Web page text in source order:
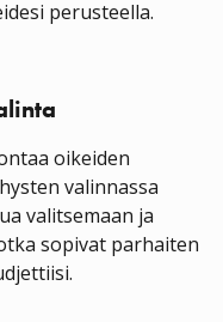
perusteella.
oikeiden
valinnassa
valitsemaan ja
sopivat parhaiten